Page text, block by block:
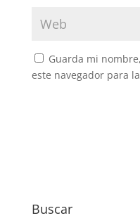
Guarda mi
este navegador para
Buscar